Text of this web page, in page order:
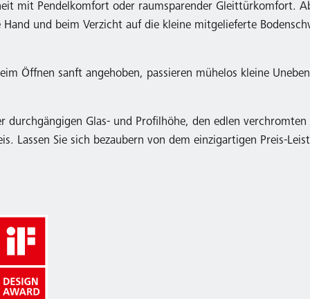
mit Pendelkomfort oder raumsparender Gleittürkomfort.
und beim Verzicht auf die kleine mitgelieferte
Öffnen sanft angehoben, passieren mühelos kleine
durchgängigen Glas- und Profilhöhe, den edlen
Lassen Sie sich bezaubern von dem einzigartigen Preis-